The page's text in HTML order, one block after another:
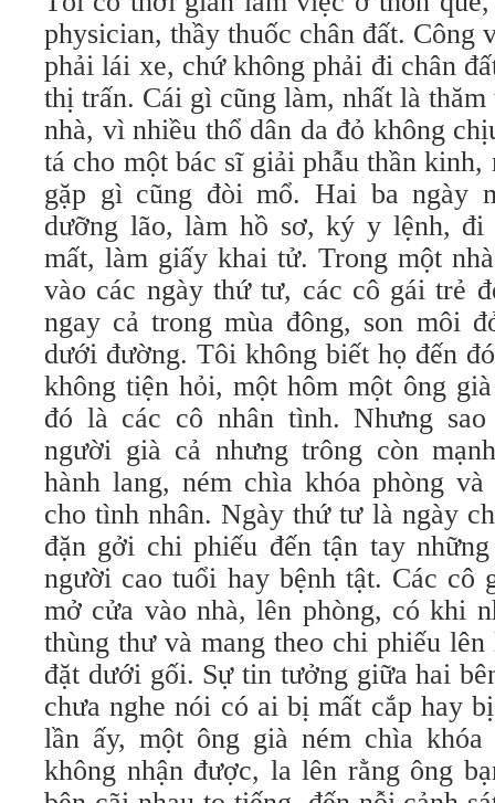
physician, thầy thuốc chân đất. Công
phải lái xe, chứ không phải đi chân
thị trấn. Cái gì cũng làm, nhất là thăm
nhà, vì nhiều thổ dân da đỏ không
tá cho một bác sĩ giải phẫu thần
gặp gì cũng đòi mổ. Hai ba ngày
dưỡng lão, làm hồ sơ, ký y lệnh, đi
mất, làm giấy khai tử. Trong một
vào các ngày thứ tư, các cô gái trẻ
ngay cả trong mùa đông, son môi
dưới đường. Tôi không biết họ đến
không tiện hỏi, một hôm một ông
đó là các cô nhân tình. Nhưng
người già cả nhưng trông còn
hành lang, ném chìa khóa phòng
cho tình nhân. Ngày thứ tư là ngày
đặn gởi chi phiếu đến tận tay
người cao tuổi hay bệnh tật. Các cô
mở cửa vào nhà, lên phòng, có khi
thùng thư và mang theo chi phiếu
đặt dưới gối. Sự tin tưởng giữa hai
chưa nghe nói có ai bị mất cắp hay
lần ấy, một ông già ném chìa
không nhận được, la lên rằng ông